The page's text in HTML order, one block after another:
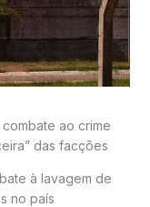
ao crime
das facções
à lavagem de
no país